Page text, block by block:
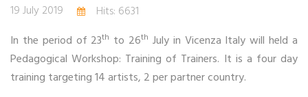
19 July 2019
Hits: 6631
In the period of 23th to 26th July in Vicenza Italy will held a
Pedagogical Workshop: Training of Trainers. It is a four day
training targeting 14 artists, 2 per partner country.